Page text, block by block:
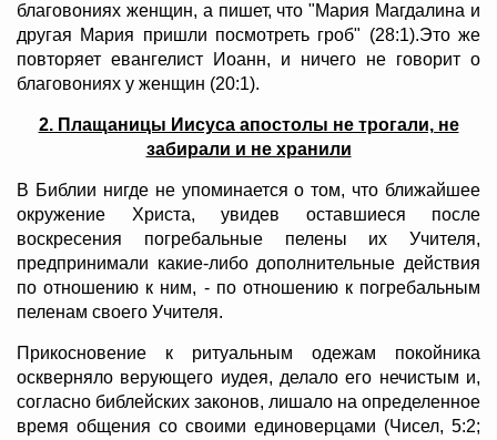
благовониях женщин, а пишет, что "Мария Магдалина и
другая Мария пришли посмотреть гроб" (28:1).Это же
повторяет евангелист Иоанн, и ничего не говорит о
благовониях у женщин (20:1).
2. Плащаницы Иисуса апостолы не трогали, не
забирали и не хранили
В Библии нигде не упоминается о том, что ближайшее
окружение Христа, увидев оставшиеся после
воскресения погребальные пелены их Учителя,
предпринимали какие-либо дополнительные действия
по отношению к ним, - по отношению к погребальным
пеленам своего Учителя.
Прикосновение к ритуальным одежам покойника
оскверняло верующего иудея, делало его нечистым и,
согласно библейских законов, лишало на определенное
время общения со своими единоверцами (Чисел, 5:2;